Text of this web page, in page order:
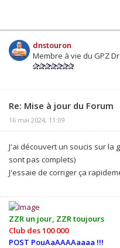
dnstouron
Membre à vie du GPZ
Re: Mise à jour du Forum
16 mai 2024, 11:09
J'ai découvert un soucis sur la
sont pas complets)
J'essaie de corriger ça
ZZR un jour, ZZR toujours
Club des 100 000
POST PouAaAAAAaaaa !!!